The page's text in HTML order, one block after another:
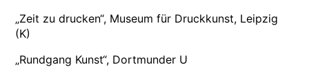
„Zeit zu drucken“, Museum für Druckkunst, Leipzig
(K)
„Rundgang Kunst“, Dortmunder U